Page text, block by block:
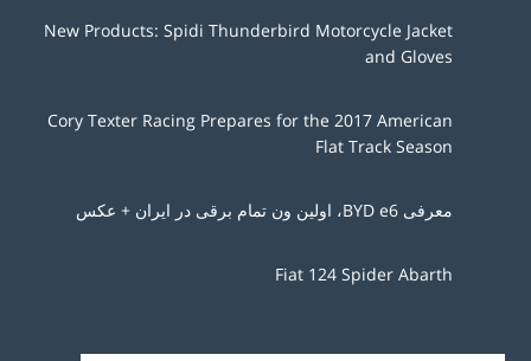
New Products: Spidi Thunderbird Motorcycle Jacket
and Gloves
Cory Texter Racing Prepares for the 2017 American
Flat Track Season
معرفی BYD e6، اولین ون تمام برقی در ایران + عکس
Fiat 124 Spider Abarth